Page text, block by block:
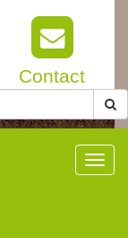
Contact